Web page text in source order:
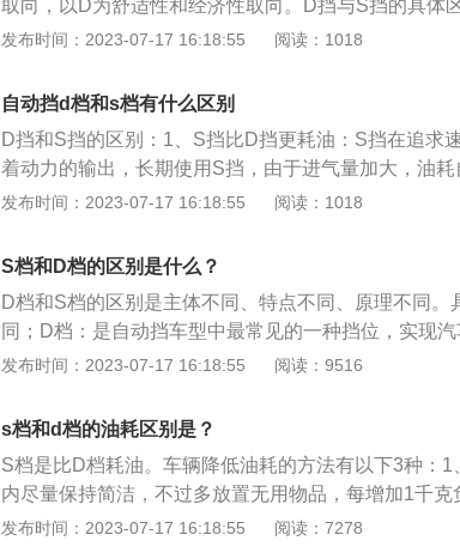
耗自然比d档高一些。6、上坡力度不同：s档上坡更有
为低转速时，发动机无法提供足够的动力所导致，所
的扭力输出和加速度。换D挡时，液压系统控制装置会
速信号自动接通相应的前进挡油路。随着输出轴转速
更灵敏，挂进S挡后，升挡会比较迟，在开车过程中，
应过来，但是D挡要略微等待一下，当你踩下油门的
是很直观的，而D挡相对来说比较温顺；5、油耗不同
大，油耗自然比D挡高一些。不过D挡状态下就体会不
汽车的引擎会发出一些异响。这种情况的出现就是因
供足够的动力导致的，所以上坡可以挂上S挡。S挡因
爬坡的时候才会切换到这个挡位，动作完成之后就会
过，使用S挡对车辆也有有利的一面，长期在市区拥堵
性，提高发动机寿命。D挡就是前进挡，D挡位下变速
挡），变速箱会根据速度和油门情况在1到4挡之间切
母理解为DRIVE，用在一般道路行驶。在D挡位下，
门和刹车即可。
取向，以D为舒适性和经济性取向。D挡与S挡的具体
敏。挂入S挡后，升挡将会延迟。在驾驶过程中，在S
进行降挡，直到确定车主的意图是快速加速；2、S挡
用。在S挡时，高速时喷油量大，所以汽车的油耗肯定
瞬间提速，但超车时多采用这个挡位。这种挡位实际
延迟升挡，会给变速箱带来更大的负荷，对变速箱造
力。这与手动升挡、降挡和加速的原因相同。S挡把挡
易。相关介绍：D（驾驶）是前进挡。在这个挡位行驶
会按照设定的程序换挡，整个过程完全按照设定的逻
S（运动）是运动装备。当切换成这个挡位时，液压
向上转移，自然会获得更强的力量。从D挡换到S挡会
发布时间：2023-07-17 16:18:55 阅读：1018
自动挡d档和s档有什么区别
D挡和S挡的区别：1、S挡比D挡更耗油：S挡在追求
着动力的输出，长期使用S挡，由于进气量加大，油
挡状态下就体会不到S挡的驾驶乐趣。2、S挡比D挡反
过来。S挡的驾驶感受是很直观的，D挡相对来说比较
力：这与手动升档、降档和加速的原因相同。S挡把挡
坡更有力。S，sport的英文缩写，很多模式被称为运
时，会缓慢升档或提前降档，使发动机保持高速并增
力。D，英文drive的缩写，前进档。D挡是日常驾驶中
发布时间：2023-07-17 16:18:55 阅读：1018
S档和D档的区别是什么？
D档和S档的区别是主体不同、特点不同、原理不同。
同；D档：是自动挡车型中最常见的一种挡位，实现
择挡位。S档：是汽车的运动模式。特点不同；D档：
档：使用S档时，由于转速提高，发动机喷油量发生变
架相对于平时变得更加硬朗，这样过弯时侧倾会减小
操纵手柄置于D挡时，液压系统控制装置会根据节气
接通相应的前进挡油路。随着输出轴转速和发动机转
降到适合挡位，实现自动变速功能。S档：S档运动模
发布时间：2023-07-17 16:18:55 阅读：9516
s档和d档的油耗区别是？
S档是比D档耗油。车辆降低油耗的方法有以下3种：
内尽量保持简洁，不过多放置无用物品，每增加1千克
2、切忌过分改装车辆：增加导流板、防护罩、尾翼等
发布时间：2023-07-17 16:18:55 阅读：7278